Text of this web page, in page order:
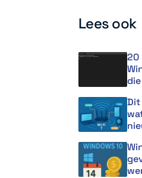
Lees ook
20
Dit